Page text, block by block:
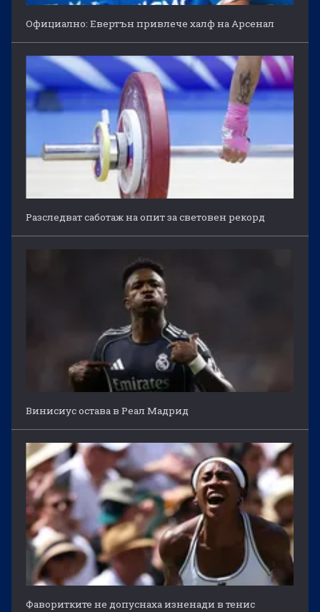
Официално: Евертън привлече халф на Арсенал
Разследват саботаж на опит за световен рекорд
Винисиус остава в Реал Мадрид
Фаворитките не допуснаха изненади в тенис